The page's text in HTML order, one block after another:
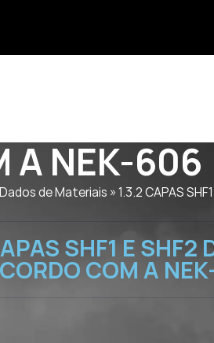
A NEK-606
de Materiais »1.3.2 CAPAS
SHF1 E SHF2
COM A